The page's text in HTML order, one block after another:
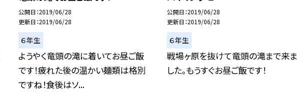
公開日 2019/06/28
更新日 2019/06/28
６年生
ようやく竜頭の滝に着いてお昼ご飯
です！疲れた後の温かい麺類は格別
ですね！食後はソ...
公開日 2019/06/28
更新日 2019/06/28
６年生
戦場ヶ原を抜けて竜頭の滝まで来ま
した。もうすぐお昼ご飯です！